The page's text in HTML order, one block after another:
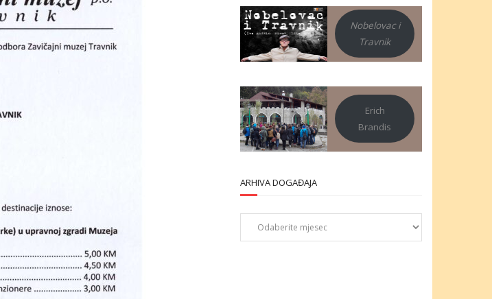
Nobelovac i
Travnik
Erich
Brandis
ARHIVA DOGAĐAJA
Arhiva
događaja